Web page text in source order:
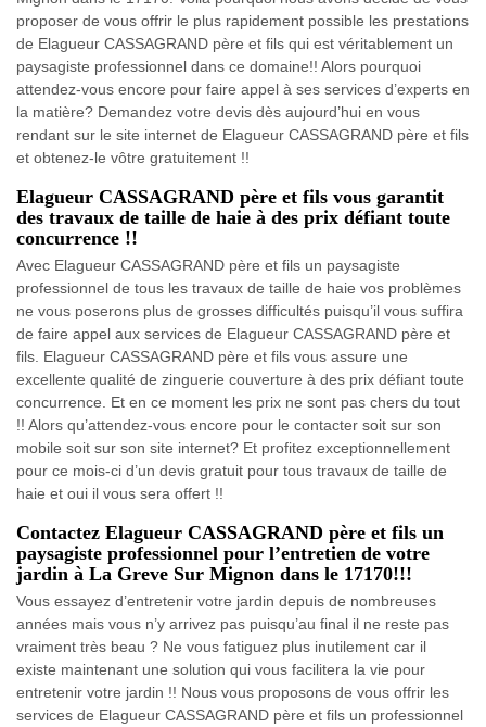
proposer de vous offrir le plus rapidement possible les prestations
de Elagueur CASSAGRAND père et fils qui est véritablement un
paysagiste professionnel dans ce domaine!! Alors pourquoi
attendez-vous encore pour faire appel à ses services d’experts en
la matière? Demandez votre devis dès aujourd’hui en vous
rendant sur le site internet de Elagueur CASSAGRAND père et fils
et obtenez-le vôtre gratuitement !!
Elagueur CASSAGRAND père et fils vous garantit
des travaux de taille de haie à des prix défiant toute
concurrence !!
Avec Elagueur CASSAGRAND père et fils un paysagiste
professionnel de tous les travaux de taille de haie vos problèmes
ne vous poserons plus de grosses difficultés puisqu’il vous suffira
de faire appel aux services de Elagueur CASSAGRAND père et
fils. Elagueur CASSAGRAND père et fils vous assure une
excellente qualité de zinguerie couverture à des prix défiant toute
concurrence. Et en ce moment les prix ne sont pas chers du tout
!! Alors qu’attendez-vous encore pour le contacter soit sur son
mobile soit sur son site internet? Et profitez exceptionnellement
pour ce mois-ci d’un devis gratuit pour tous travaux de taille de
haie et oui il vous sera offert !!
Contactez Elagueur CASSAGRAND père et fils un
paysagiste professionnel pour l’entretien de votre
jardin à La Greve Sur Mignon dans le 17170!!!
Vous essayez d’entretenir votre jardin depuis de nombreuses
années mais vous n’y arrivez pas puisqu’au final il ne reste pas
vraiment très beau ? Ne vous fatiguez plus inutilement car il
existe maintenant une solution qui vous facilitera la vie pour
entretenir votre jardin !! Nous vous proposons de vous offrir les
services de Elagueur CASSAGRAND père et fils un professionnel